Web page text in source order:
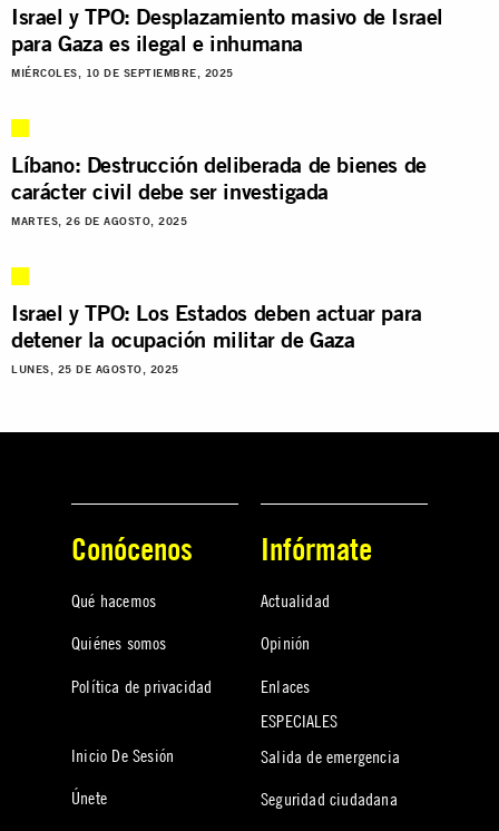
Israel y TPO: Desplazamiento masivo de Israel
para Gaza es ilegal e inhumana
MIÉRCOLES, 10 DE SEPTIEMBRE, 2025
Líbano: Destrucción deliberada de bienes de
carácter civil debe ser investigada
MARTES, 26 DE AGOSTO, 2025
Israel y TPO: Los Estados deben actuar para
detener la ocupación militar de Gaza
LUNES, 25 DE AGOSTO, 2025
Conócenos
Qué hacemos
Quiénes somos
Política de privacidad
Inicio De Sesión
Únete
Infórmate
Actualidad
Opinión
Enlaces
ESPECIALES
Salida de emergencia
Seguridad ciudadana